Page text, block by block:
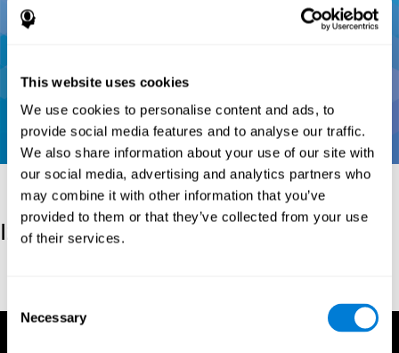
This website uses cookies
We use cookies to personalise content and ads, to
provide social media features and to analyse our traffic.
We also share information about your use of our site with
our social media, advertising and analytics partners who
may combine it with other information that you’ve
provided to them or that they’ve collected from your use
of their services.
Selection
Necessary
Izvor